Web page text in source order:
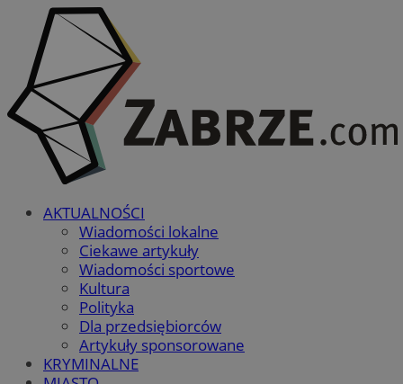
AKTUALNOŚCI
Wiadomości lokalne
Ciekawe artykuły
Wiadomości sportowe
Kultura
Polityka
Dla przedsiębiorców
Artykuły sponsorowane
KRYMINALNE